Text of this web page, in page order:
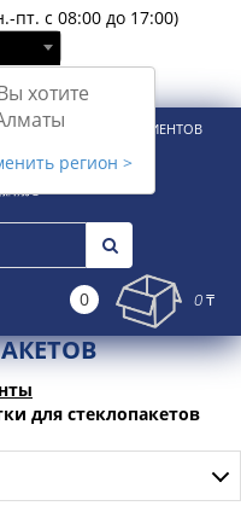
пт. с 08:00 до 17:00)
хотите
регион >
КОРПОРАТИВНЫХ КЛИЕНТОВ
0 0 ₸
для стеклопакетов